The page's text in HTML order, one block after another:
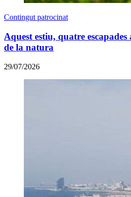
Contingut patrocinat
Aquest estiu, quatre
de la natura
29/07/2026